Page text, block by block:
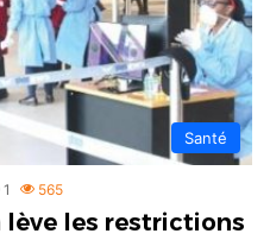
Santé
1 565
lève les restrictions